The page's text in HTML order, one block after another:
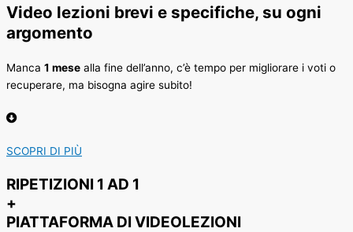
Video lezioni brevi e specifiche, su ogni
argomento
Manca 1 mese alla fine dell’anno, c’è tempo per migliorare i voti o
recuperare, ma bisogna agire subito!
SCOPRI DI PIÙ
RIPETIZIONI 1 AD 1
+
PIATTAFORMA DI VIDEOLEZIONI